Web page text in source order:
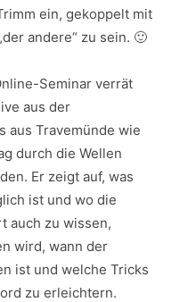
ein, gekoppelt mit
andere“ zu sein. 🙂
Seminar verrät
aus der
aus Travemünde wie
durch die Wellen
Er zeigt auf, was
ist und wo die
auch zu wissen,
wird, wann der
ist und welche Tricks
zu erleichtern.